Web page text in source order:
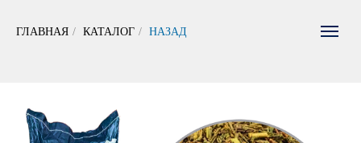
ГЛАВНАЯ / КАТАЛОГ / НАЗАД